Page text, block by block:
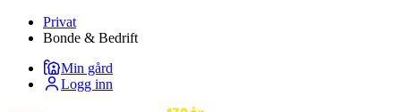
Privat
Bonde & Bedrift
Min gård
Logg inn